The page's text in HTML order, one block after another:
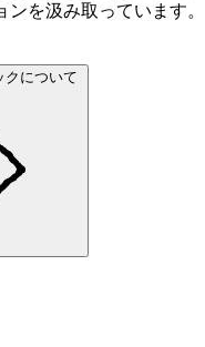
を汲み取っています。
クについて